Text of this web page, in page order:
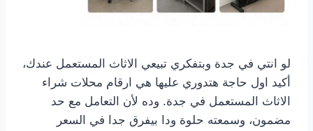
لو انتي في جدة وبتفكري تبيعي الاثاث المستعمل عندك،
أكيد اول حاجة هتدوري عليها هي ارقام محلات شراء
الاثاث المستعمل في جدة. وده لأن التعامل مع حد
مضمون، وسمعته حلوة ودا بيفرق جدا في السعر